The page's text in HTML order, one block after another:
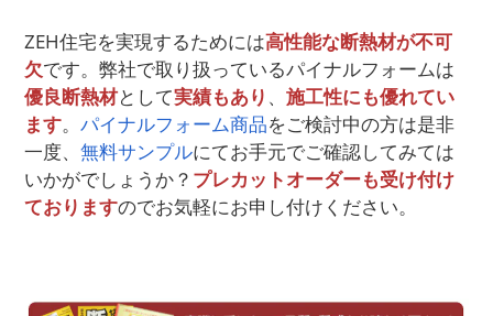
ZEH住宅を実現するためには高性能な断熱材が不可
欠です。弊社で取り扱っているパイナルフォームは
優良断熱材として実績もあり 、 施工性にも優れてい
ます。 パイナルフォーム商品をご検討中の方は是非
一度、 無料サンプルにてお手元でご確認してみては
いかがでしょうか？ プレカットオーダーも受け付け
ておりますのでお気軽にお申し付けください。